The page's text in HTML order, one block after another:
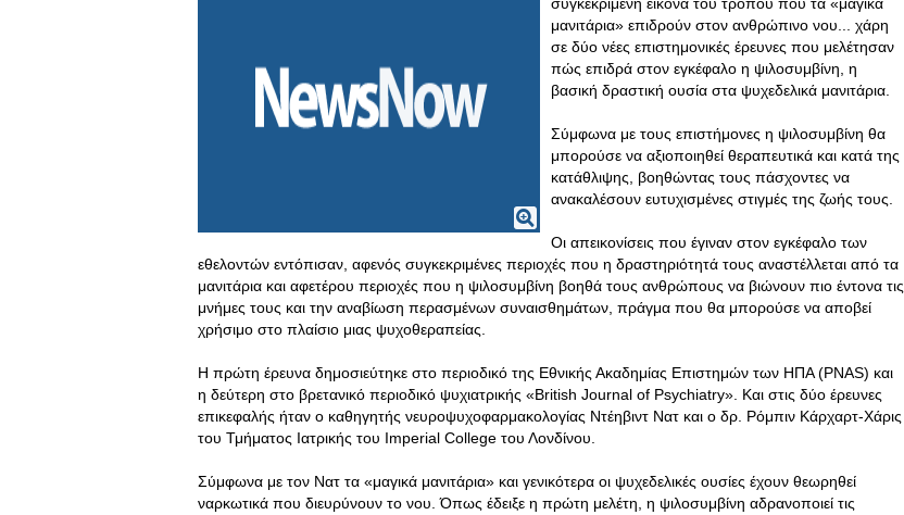
μανιτάρια» επιδρούν στον ανθρώπινο νου... χάρη
σε δύο νέες επιστημονικές έρευνες που μελέτησαν
πώς επιδρά στον εγκέφαλο η ψιλοσυμβίνη, η
βασική δραστική ουσία στα ψυχεδελικά μανιτάρια.
Σύμφωνα με τους επιστήμονες η ψιλοσυμβίνη θα
μπορούσε να αξιοποιηθεί θεραπευτικά και κατά της
κατάθλιψης, βοηθώντας τους πάσχοντες να
ανακαλέσουν ευτυχισμένες στιγμές της ζωής τους.
Οι απεικονίσεις που έγιναν στον εγκέφαλο των
εθελοντών εντόπισαν, αφενός συγκεκριμένες περιοχές που η δραστηριότητά τους αναστέλλεται από τα
μανιτάρια και αφετέρου περιοχές που η ψιλοσυμβίνη βοηθά τους ανθρώπους να βιώνουν πιο έντονα τις
μνήμες τους και την αναβίωση περασμένων συναισθημάτων, πράγμα που θα μπορούσε να αποβεί
χρήσιμο στο πλαίσιο μιας ψυχοθεραπείας.
Η πρώτη έρευνα δημοσιεύτηκε στο περιοδικό της Εθνικής Ακαδημίας Επιστημών των ΗΠΑ (PNAS) και
η δεύτερη στο βρετανικό περιοδικό ψυχιατρικής «British Journal of Psychiatry». Και στις δύο έρευνες
επικεφαλής ήταν ο καθηγητής νευροψυχοφαρμακολογίας Ντέηβιντ Νατ και ο δρ. Ρόμπιν Κάρχαρτ-Χάρις
του Τμήματος Ιατρικής του Imperial College του Λονδίνου.
Σύμφωνα με τον Νατ τα «μαγικά μανιτάρια» και γενικότερα οι ψυχεδελικές ουσίες έχουν θεωρηθεί
ναρκωτικά που διευρύνουν το νου. Όπως έδειξε η πρώτη μελέτη, η ψιλοσυμβίνη αδρανοποιεί τις